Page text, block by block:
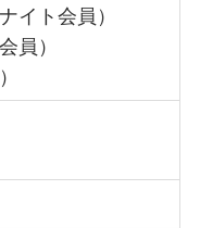
イト会員）
員）